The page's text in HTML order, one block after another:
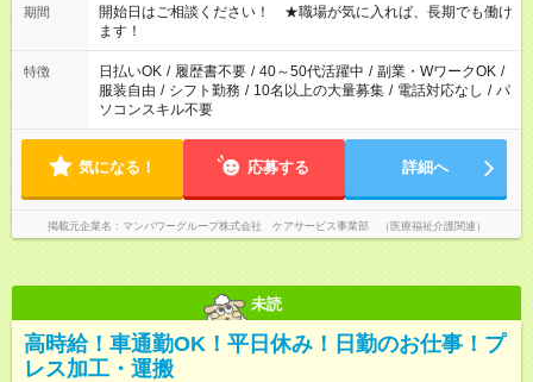
派遣法（日雇い派遣の原則禁止）により、短時間・短期間の就
業はご案内が難しい場合があります
期間
開始日はご相談ください！ ★職場が気に入れば、長期でも働け
ます！
特徴 日払いOK / 履歴書不要 / 40～50代活躍中 / 副業・WワークOK /
服装自由 / シフト勤務 / 10名以上の大量募集 / 電話対応なし / パ
ソコンスキル不要
気になる！ 応募する 詳細へ
掲載元企業名 マンパワーグループ株式会社 ケアサービス事業部 （医療福祉介護関連）
未読
高時給！車通勤OK！平日休み！日勤のお仕事！プ
レス加工・運搬